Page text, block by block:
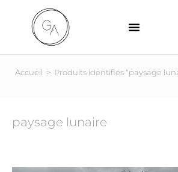
Accueil > Produits identifiés “paysage
paysage lunaire